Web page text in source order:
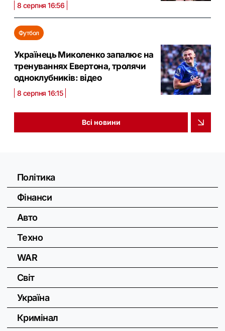
8 серпня 16:56
Футбол
Українець Миколенко запалює на
тренуваннях Евертона, тролячи
одноклубників: відео
8 серпня 16:15
Всі новини
Політика
Фінанси
Авто
Техно
WAR
Світ
Україна
Кримінал